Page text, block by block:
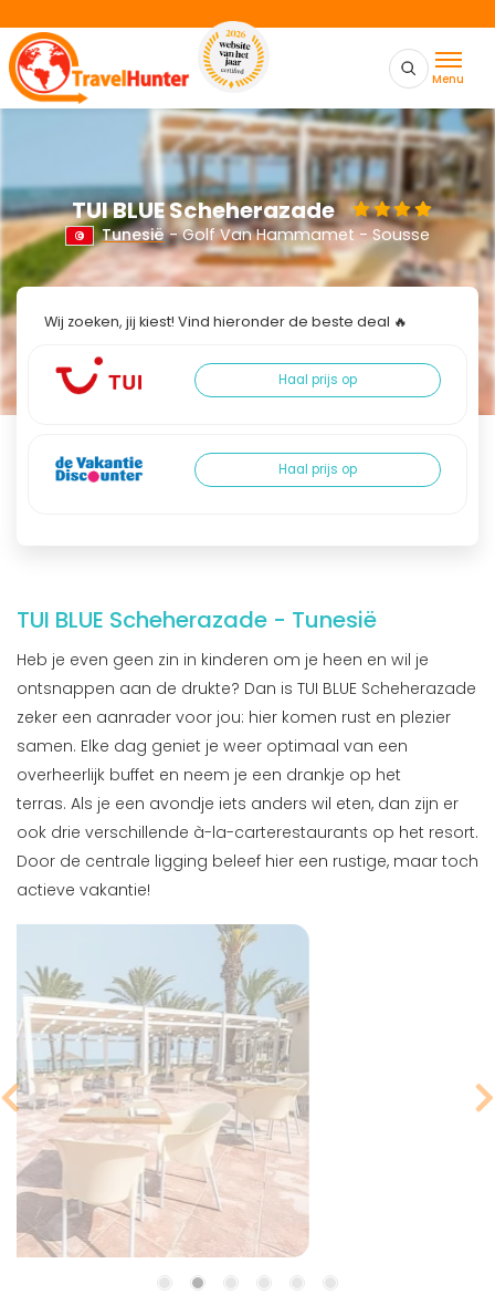
Menu
TUI BLUE Scheherazade
Tunesië- Golf Van Hammamet - Sousse
Wij zoeken, jij kiest! Vind hieronder de beste deal 🔥
Haal prijs op
Haal prijs op
TUI BLUE Scheherazade - Tunesië
Heb je even geen zin in kinderen om je heen en wil je
ontsnappen aan de drukte? Dan is TUI BLUE Scheherazade
zeker een aanrader voor jou: hier komen rust en plezier
samen. Elke dag geniet je weer optimaal van een
overheerlijk buffet en neem je een drankje op het
terras. Als je een avondje iets anders wil eten, dan zijn er
ook drie verschillende à-la-carterestaurants op het resort.
Door de centrale ligging beleef hier een rustige, maar toch
actieve vakantie!